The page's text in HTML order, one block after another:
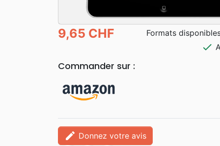
9,65 CHF Formats
check
Commander sur :
edit Donnez votre avis